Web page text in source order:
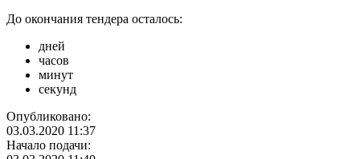
До окончания тендера осталось:
дней
часов
минут
секунд
Опубликовано:
03.03.2020 11:37
Начало подачи: